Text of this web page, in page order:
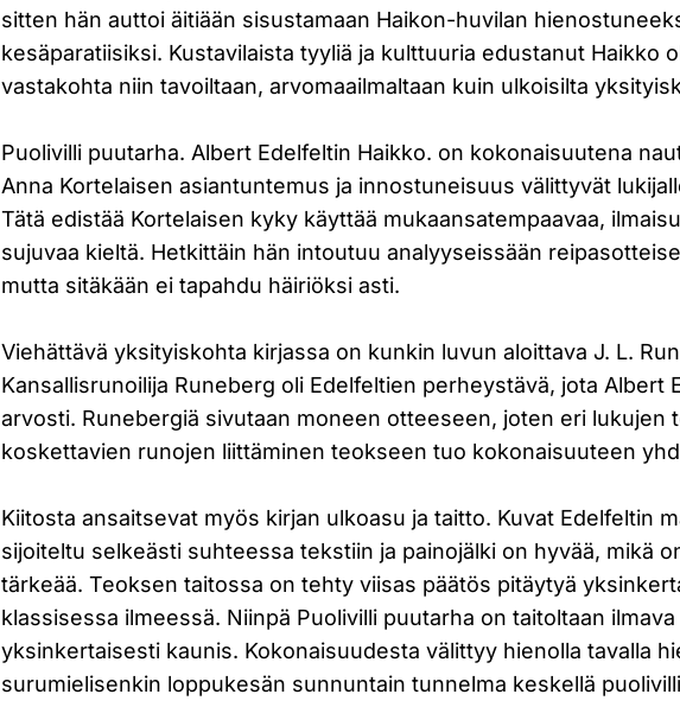
sitten hän auttoi äitiään sisustamaan Haikon-huvilan
kesäparatiisiksi. Kustavilaista tyyliä ja kulttuuria edustanut Haikko
vastakohta niin tavoiltaan, arvomaailmaltaan kuin ulkoisilta
Puolivilli puutarha. Albert Edelfeltin Haikko. on kokonaisuutena
Anna Kortelaisen asiantuntemus ja innostuneisuus välittyvät
Tätä edistää Kortelaisen kyky käyttää mukaansatempaavaa,
sujuvaa kieltä. Hetkittäin hän intoutuu analyyseissään
mutta sitäkään ei tapahdu häiriöksi asti.
Viehättävä yksityiskohta kirjassa on kunkin luvun aloittava J. L.
Kansallisrunoilija Runeberg oli Edelfeltien perheystävä, jota Albert
arvosti. Runebergiä sivutaan moneen otteeseen, joten eri lukujen
koskettavien runojen liittäminen teokseen tuo kokonaisuuteen
Kiitosta ansaitsevat myös kirjan ulkoasu ja taitto. Kuvat Edelfeltin
sijoiteltu selkeästi suhteessa tekstiin ja painojälki on hyvää, mikä
tärkeää. Teoksen taitossa on tehty viisas päätös pitäytyä
klassisessa ilmeessä. Niinpä Puolivilli puutarha on taitoltaan
yksinkertaisesti kaunis. Kokonaisuudesta välittyy hienolla tavalla
surumielisenkin loppukesän sunnuntain tunnelma keskellä